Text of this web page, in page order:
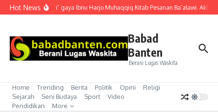
Lewati ke konten
Hot News
“Mubahalah” gaya Ibnu Harjo Muhaqqiq Kitab Pesanan Ba’alawi.
Babad
Banten
Berani Lugas Waskita
Home Trending Berita Politik Opini
Religi
Sejarah
Seni Budaya Sport
Video
Pendidikan
More